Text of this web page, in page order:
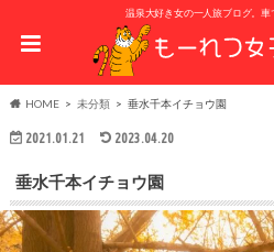
温泉大好き女の一人旅ブログ。車
HOME 未分類 垂水千本イチョウ園
2021.01.21 2023.04.20
垂水千本イチョウ園